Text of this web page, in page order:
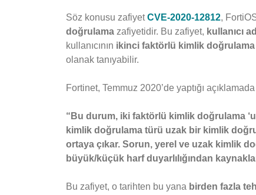
Söz konusu zafiyetCVE-2020-12812,
doğrulama zafiyetidir. Bu zafiyet, kullanıcı
kullanıcının ikinci faktörlü kimlik doğrulama
olanak tanıyabilir.
Fortinet, Temmuz 2020’de yaptığı
“Bu durum, iki faktörlü kimlik doğrulama
kimlik doğrulama türü uzak bir kimlik
ortaya çıkar. Sorun, yerel ve uzak kimlik
büyük/küçük harf duyarlılığından
Bu zafiyet, o tarihten bu yana birden fazla